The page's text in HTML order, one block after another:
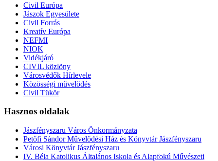
Civil Európa
Jászok Egyesülete
Civil Forrás
Kreatív Európa
NEFMI
NIOK
Vidékjáró
CIVIL közlöny
Városvédők Hírlevele
Közösségi művelődés
Civil Tükör
Hasznos oldalak
Jászfényszaru Város Önkormányzata
Petőfi Sándor Művelődési Ház és Könyvtár Jászfényszaru
Városi Könyvtár Jászfényszaru
IV. Béla Katolikus Általános Iskola és Alapfokú Művészeti